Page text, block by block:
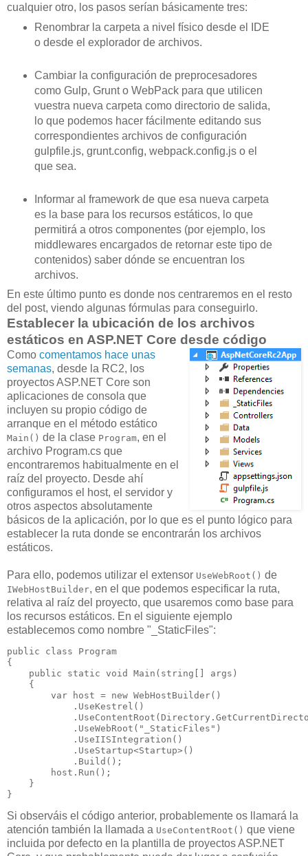
cualquier otro, los pasos serían básicamente tres:
Renombrar la carpeta a nivel físico desde el IDE
o desde el explorador de archivos.
Cambiar la configuración de preprocesadores
como Gulp, Grunt o WebPack para que utilicen
vuestra nueva carpeta como directorio de salida,
lo que podemos hacer fácilmente editando sus
correspondientes archivos de configuración
gulpfile.js, grunt.config, webpack.config.js o el
que sea.
Informar al framework de que esa nueva carpeta
es la base para los recursos estáticos, lo que
permitirá a otros componentes (por ejemplo, los
middlewares encargados de retornar este tipo de
contenidos) saber dónde se encuentran los
archivos.
En este último punto es donde nos centraremos en el resto
del post, viendo algunas fórmulas para conseguirlo.
Establecer la ubicación de los archivos
estáticos en ASP.NET Core desde código
Como comentamos hace unas
semanas, desde la RC2, los
proyectos ASP.NET Core son
aplicaciones de consola que
incluyen su propio código de
arranque en el método estático
Main() de la clase Program, en el
archivo Program.cs que
encontraremos habitualmente en el
raíz del proyecto. Desde ahí
configuramos el host, el servidor y
otros aspectos absolutamente
básicos de la aplicación, por lo que es el punto lógico para
establecer la ruta donde se encontrarán los archivos
estáticos.
Para ello, podemos utilizar el extensor UseWebRoot() de
IWebHostBuilder, en el que podemos especificar la ruta,
relativa al raíz del proyecto, que usaremos como base para
los recursos estáticos. En el siguiente ejemplo
establecemos como nombre "_StaticFiles":
public class Program
{
    public static void Main(string[] args)
    {
        var host = new WebHostBuilder()
            .UseKestrel()
            .UseWebRoot("_StaticFiles")
            .UseIISIntegration()
            .UseStartup<Startup>()
            .Build();
        host.Run();
    }
}
Si observáis el código anterior, probablemente os llamará la
atención también la llamada a UseContentRoot() que viene
incluida por defecto en la plantilla de proyectos ASP.NET